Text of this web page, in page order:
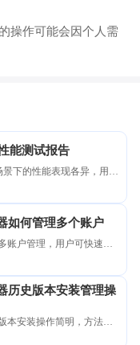
操作可能会因个人需
能测试报告
下的性能表现各异，用户
速度与稳定性，便于优
如何管理多个账户
账户管理，用户可快速切
高效的多账户操作体
历史版本安装管理操
本安装操作简明，方法指
速完成安装和切换，操